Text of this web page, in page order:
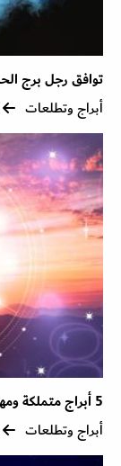
توافق رجل برج
أبراج وتطلعات
5 أبراج متملكة ومهيمنة في علاقاتها
أبراج وتطلعات